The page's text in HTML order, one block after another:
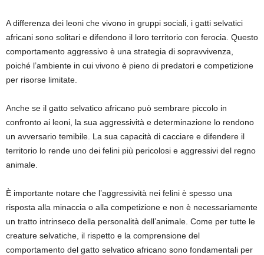
A differenza dei leoni che vivono in gruppi sociali, i gatti selvatici
africani sono solitari e difendono il loro territorio con ferocia. Questo
comportamento aggressivo è una strategia di sopravvivenza,
poiché l’ambiente in cui vivono è pieno di predatori e competizione
per risorse limitate.
Anche se il gatto selvatico africano può sembrare piccolo in
confronto ai leoni, la sua aggressività e determinazione lo rendono
un avversario temibile. La sua capacità di cacciare e difendere il
territorio lo rende uno dei felini più pericolosi e aggressivi del regno
animale.
È importante notare che l’aggressività nei felini è spesso una
risposta alla minaccia o alla competizione e non è necessariamente
un tratto intrinseco della personalità dell’animale. Come per tutte le
creature selvatiche, il rispetto e la comprensione del
comportamento del gatto selvatico africano sono fondamentali per